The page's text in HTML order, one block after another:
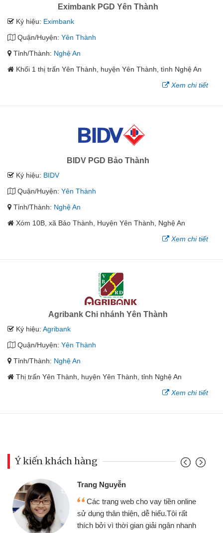
Eximbank PGD Yên Thành
Ký hiệu: Eximbank
Quận/Huyện: Yên Thành
Tỉnh/Thành: Nghệ An
Khối 1 thị trấn Yên Thành, huyện Yên Thành, tình Nghệ An
Xem chi tiết
BIDV PGD Bảo Thành
Ký hiệu: BIDV
Quận/Huyện: Yên Thành
Tỉnh/Thành: Nghệ An
Xóm 10B, xã Bảo Thành, Huyện Yên Thành, Nghệ An
Xem chi tiết
Agribank Chi nhánh Yên Thành
Ký hiệu: Agribank
Quận/Huyện: Yên Thành
Tỉnh/Thành: Nghệ An
Thị trấn Yên Thành, huyện Yên Thành, tỉnh Nghệ An
Xem chi tiết
Ý kiến khách hàng
Trang Nguyễn
Các trang web cho vay tiền online
sử dụng thân thiện, dễ hiểu.Tôi rất
thích bởi vì thời gian giải ngân nhanh